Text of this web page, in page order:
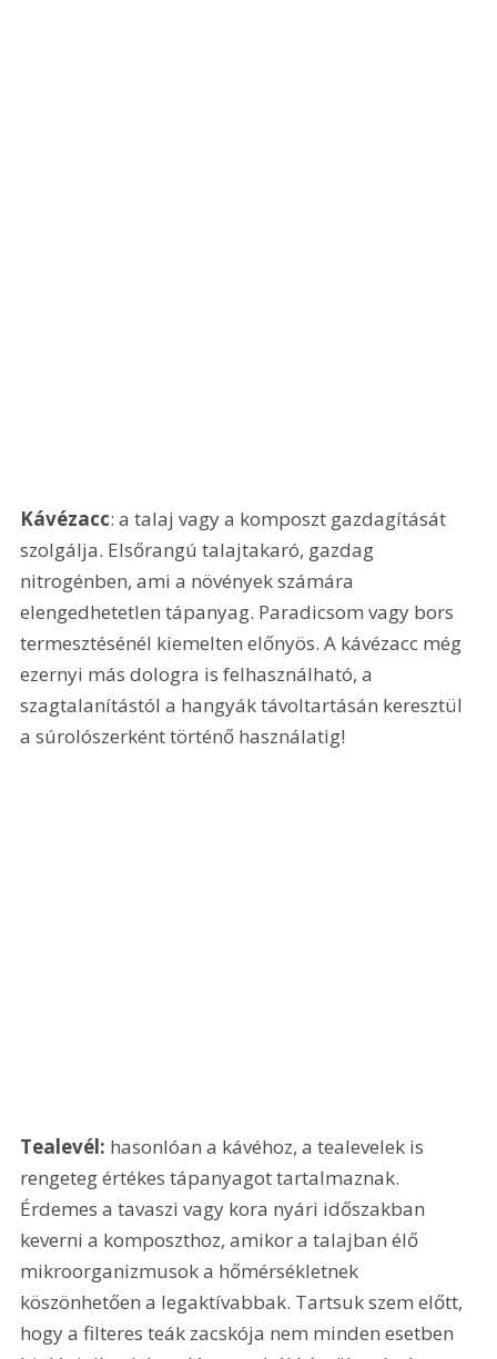
Kávézacc: a talaj vagy a komposzt gazdagítását
szolgálja. Elsőrangú talajtakaró, gazdag
nitrogénben, ami a növények számára
elengedhetetlen tápanyag. Paradicsom vagy bors
termesztésénél kiemelten előnyös. A kávézacc még
ezernyi más dologra is felhasználható, a
szagtalanítástól a hangyák távoltartásán keresztül
a súrolószerként történő használatig!
Tealevél: hasonlóan a kávéhoz, a tealevelek is
rengeteg értékes tápanyagot tartalmaznak.
Érdemes a tavaszi vagy kora nyári időszakban
keverni a komposzthoz, amikor a talajban élő
mikroorganizmusok a hőmérsékletnek
köszönhetően a legaktívabbak. Tartsuk szem előtt,
hogy a filteres teák zacskója nem minden esetben